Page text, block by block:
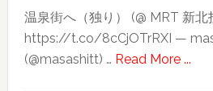
温泉街へ（独り） (@ MRT 新北
https://t.co/8cCjOTrRXI —
(@masashitt) … Read More ...